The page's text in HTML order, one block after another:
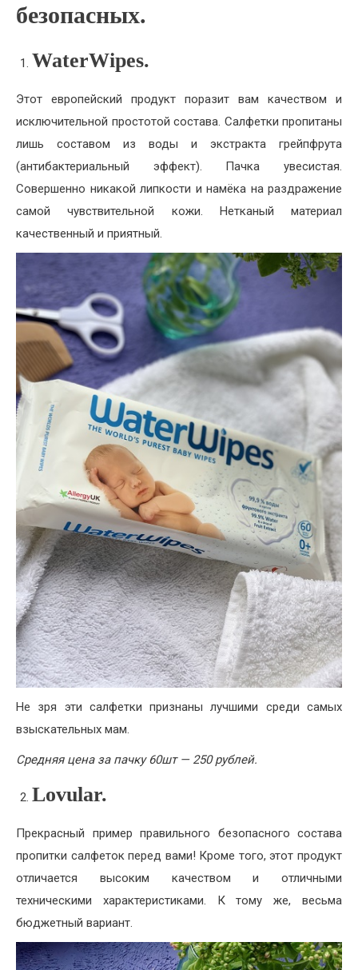
безопасных.
WaterWipes.
Этот европейский продукт поразит вам качеством и
исключительной простотой состава. Салфетки пропитаны
лишь составом из воды и экстракта грейпфрута
(антибактериальный эффект). Пачка увесистая.
Совершенно никакой липкости и намёка на раздражение
самой чувствительной кожи. Нетканый материал
качественный и приятный.
Не зря эти салфетки признаны лучшими среди самых
взыскательных мам.
Средняя цена за пачку 60шт — 250 рублей.
Lovular.
Прекрасный пример правильного безопасного состава
пропитки салфеток перед вами! Кроме того, этот продукт
отличается высоким качеством и отличными
техническими характеристиками. К тому же, весьма
бюджетный вариант.